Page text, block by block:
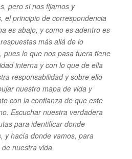
pero si nos fijamos y
el principio de correspondencia
es abajo, y como es adentro es
más allá de lo
pues lo que nos pasa fuera tiene
interna y con lo que de ella
responsabilidad y sobre ello
nuestro mapa de vida y
con la confianza de que este
Escuchar nuestra verdadera
para identificar donde
y hacía donde vamos, para
nuestra vida.